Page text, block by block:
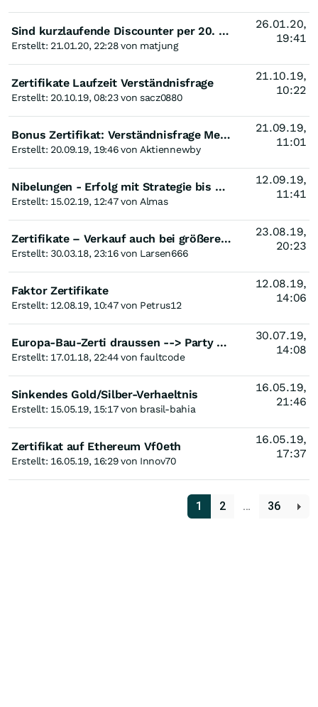
Sind kurzlaufende Discounter per 20. Januar eher billig oder teuer?
Erstellt: 21.01.20, 22:28 von matjung
26.01.20,
19:41
Zertifikate Laufzeit Verständnisfrage
Erstellt: 20.10.19, 08:23 von sacz0880
21.10.19,
10:22
Bonus Zertifikat: Verständnisfrage Mechanismus
Erstellt: 20.09.19, 19:46 von Aktiennewby
21.09.19,
11:01
Nibelungen - Erfolg mit Strategie bis 2020
Erstellt: 15.02.19, 12:47 von Almas
12.09.19,
11:41
Zertifikate – Verkauf auch bei größeren Stückzahlen gesichert?
Erstellt: 30.03.18, 23:16 von Larsen666
23.08.19,
20:23
Faktor Zertifikate
Erstellt: 12.08.19, 10:47 von Petrus12
12.08.19,
14:06
Europa-Bau-Zerti draussen --> Party eigentlich vorbei?
Erstellt: 17.01.18, 22:44 von faultcode
30.07.19,
14:08
Sinkendes Gold/Silber-Verhaeltnis
Erstellt: 15.05.19, 15:17 von brasil-bahia
16.05.19,
21:46
Zertifikat auf Ethereum Vf0eth
Erstellt: 16.05.19, 16:29 von Innov70
16.05.19,
17:37
1 2 … 36